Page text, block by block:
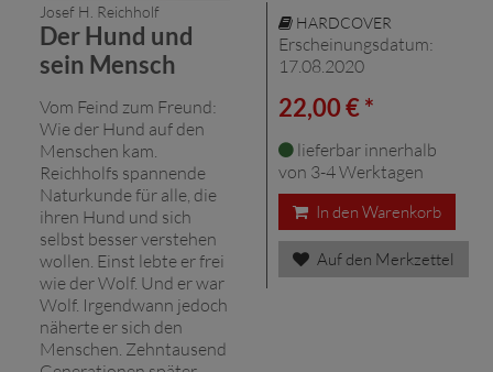
Josef H. Reichholf
Der Hund und
sein Mensch
Vom Feind zum Freund:
Wie der Hund auf den
Menschen kam.
Reichholfs spannende
Naturkunde für alle, die
ihren Hund und sich
selbst besser verstehen
wollen. Einst lebte er frei
wie der Wolf. Und er war
Wolf. Irgendwann jedoch
näherte er sich den
Menschen. Zehntausend
HARDCOVER
Erscheinungsdatum:
17.08.2020
22,00 € *
lieferbar innerhalb
von 3-4 Werktagen
In den Warenkorb
Auf den Merkzettel